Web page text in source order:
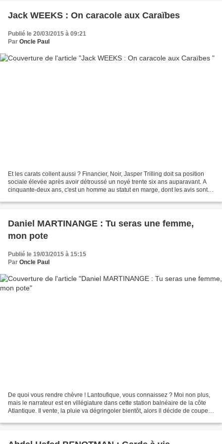
Jack WEEKS : On caracole aux Caraïbes
Publié le 20/03/2015 à 09:21
Par Oncle Paul
Et les carats collent aussi ? Financier, Noir, Jasper Trilling doit sa position
sociale élevée après avoir détroussé un noyé trente six ans auparavant. A
cinquante-deux ans, c'est un homme au statut en marge, dont les avis sont
Daniel MARTINANGE : Tu seras une femme,
mon pote
Publié le 19/03/2015 à 15:15
Par Oncle Paul
De quoi vous rendre chèvre ! Lantoufique, vous connaissez ? Moi non plus,
mais le narrateur est en villégiature dans cette station balnéaire de la côte
Atlantique. Il vente, la pluie va dégringoler bientôt, alors il décide de couper